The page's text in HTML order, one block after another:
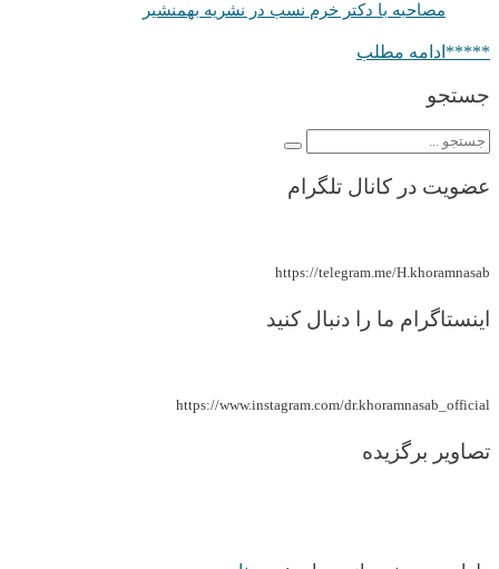
مصاحبه با دکتر خرم نسب در نشریه بهمنشیر
*****ادامه مطلب
جستجو
عضویت در کانال تلگرام
https://telegram.me/H.khoramnasab
اینستاگرام ما را دنبال کنید
https://www.instagram.com/dr.khoramnasab_official
تصاویر برگزیده